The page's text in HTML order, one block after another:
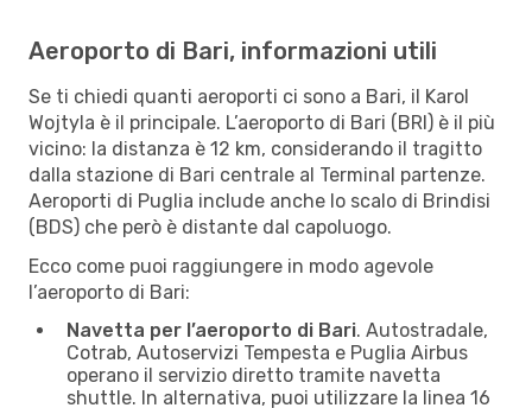
Aeroporto di Bari, informazioni utili
Se ti chiedi quanti aeroporti ci sono a Bari, il Karol
Wojtyla è il principale. L’aeroporto di Bari (BRI) è il più
vicino: la distanza è 12 km, considerando il tragitto
dalla stazione di Bari centrale al Terminal partenze.
Aeroporti di Puglia include anche lo scalo di Brindisi
(BDS) che però è distante dal capoluogo.
Ecco come puoi raggiungere in modo agevole
l’aeroporto di Bari:
Navetta per l’aeroporto di Bari. Autostradale,
Cotrab, Autoservizi Tempesta e Puglia Airbus
operano il servizio diretto tramite navetta
shuttle. In alternativa, puoi utilizzare la linea 16